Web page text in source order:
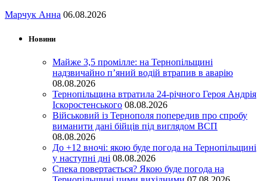
Марчук Анна 06.08.2026
Новини
Майже 3,5 промілле: на Тернопільщині
надзвичайно п’яний водій втрапив в аварію
08.08.2026
Тернопільщина втратила 24-річного Героя Андрія
Іскоростенського 08.08.2026
Військовий із Тернополя попередив про спробу
виманити дані бійців під виглядом ВСП
08.08.2026
До +12 вночі: якою буде погода на Тернопільщині
у наступні дні 08.08.2026
Спека повертається? Якою буде погода на